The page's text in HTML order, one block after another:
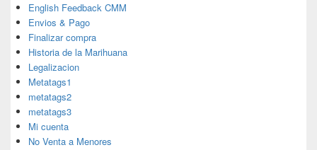
English Feedback CMM
Envios & Pago
Finalizar compra
Historia de la Marihuana
Legalizacion
Metatags1
metatags2
metatags3
Mi cuenta
No Venta a Menores